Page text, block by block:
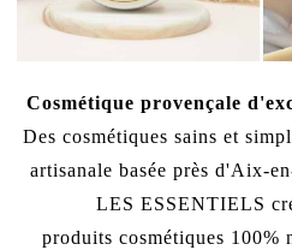
Cosmétique provençale
Des cosmétiques sains et
artisanale basée près d'Aix-
LES ESSENTIELS
produits cosmétiques 100%